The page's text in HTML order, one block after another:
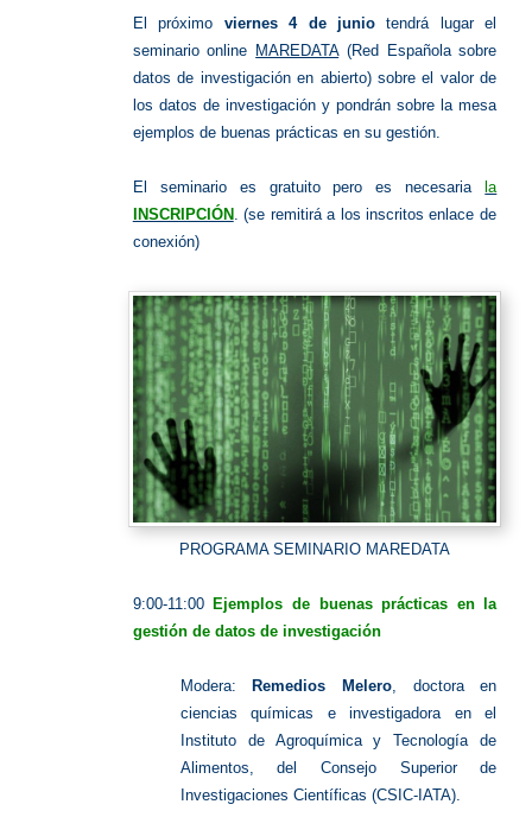
El próximo viernes 4 de juniotendrá lugar el
seminario online MAREDATA(Red Española sobre
datos de investigación en abierto) sobre el valor de
los datos de investigación y pondrán sobre la mesa
ejemplos de buenas prácticas en su gestión.
El seminario es gratuito pero es necesaria
la
INSCRIPCIÓN . (se remitirá a los inscritos enlace de
conexión)
PROGRAMA SEMINARIO MAREDATA
9:00-11:00 Ejemplos de buenas prácticas en la
gestión de datos de investigación
Modera: Remedios Melero, doctora en
ciencias químicas e investigadora en el
Instituto de Agroquímica y Tecnología de
Alimentos, del Consejo Superior de
Investigaciones Científicas (CSIC-IATA).